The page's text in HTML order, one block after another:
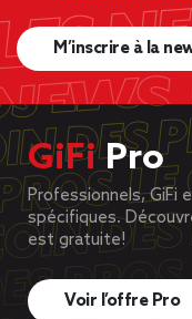
M’inscrire à la
GiFiPro
Professionnels, GiFi
spécifiques.
est gratuite!
Voir l’offre Pro